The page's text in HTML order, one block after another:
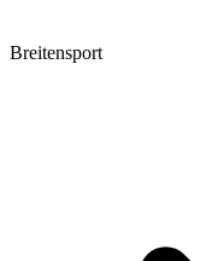
Breitensport